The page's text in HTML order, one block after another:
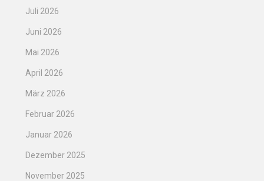
Juli 2026
Juni 2026
Mai 2026
April 2026
März 2026
Februar 2026
Januar 2026
Dezember 2025
November 2025